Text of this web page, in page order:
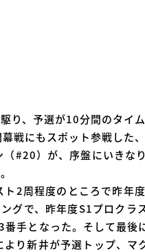
り、予選が10分間のタイ
戦にもスポット参戦した
（#20）が、序盤にいきな
2周程度のところで昨年
グで、昨年度S1プロクラ
手となった。そして最後
り新井が予選トップ、マ